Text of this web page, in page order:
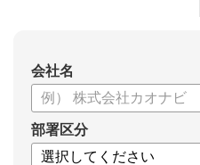
会社名
部署区分